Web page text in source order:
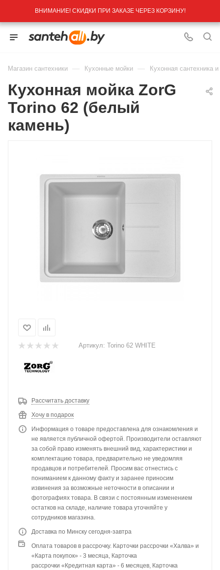
ВНИМАНИЕ! СКИДКИ ПРИ ЗАКАЗЕ ЧЕРЕЗ КОРЗИНУ!
Магазин сантехники — Кухонные мойки — Кухонная сантехника
Кухонная мойка ZorG
Torino 62 (белый
камень)
Артикул: Torino 62 WHITE
Рассчитать доставку
Хочу в подарок
Информация о товаре предоставлена для ознакомления и
не является публичной офертой. Производители оставляют
за собой право изменять внешний вид, характеристики и
комплектацию товара, предварительно не уведомляя
продавцов и потребителей. Просим вас отнестись с
пониманием к данному факту и заранее приносим
извинения за возможные неточности в описании и
фотографиях товара. В связи с постоянным изменением
остатков на складе, наличие товара уточняйте у
сотрудников магазина.
Доставка по Минску сегодня-завтра
Оплата товаров в рассрочку. Карточки рассрочки «Халва» и
«Карта покупок» - 3 месяца, Карточка
рассрочки «Кредитная карта» - 6 месяцев, Карточка